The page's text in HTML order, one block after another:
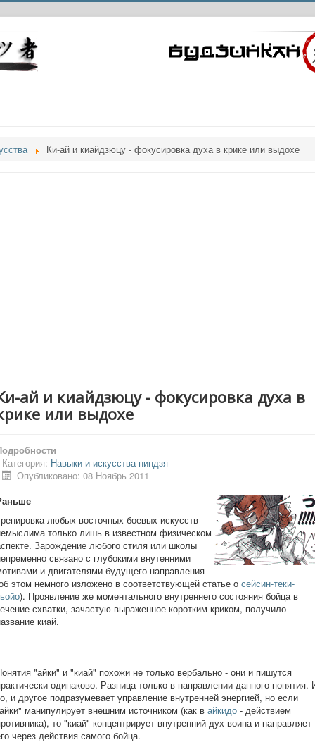
Ки-ай и киайдзюцу - фокусировка духа в крике или выдохе
ай и киайдзюцу - фокусировка духа в
или выдохе
Категория: Навыки и искусства ниндзя
Опубликовано: 08 Ноябрь 2011
любых восточных боевых искусств
только лишь в известном физическом
Зарождение любого стиля или школы
связано с глубокими внутенними
и двигателями будущего направления
этом немного изложено в соответствующей статье о сейсин-теки-
). Проявление же моментального внутреннего состояния бойца в
схватки, зачастую выраженное коротким криком, получило
киай.
"айки" и "киай" похожи не только вербально - они и пишутся
одинаково. Разница только в направлении данного понятия.
и другое подразумевает управление внутренней энергией, но если
манипулирует внешним источником (как в айкидо - действием
то "киай" концентрирует внутренний дух воина и направляет
через действия самого бойца.